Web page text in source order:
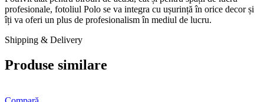
profesionale, fotoliul Polo se va integra cu ușurință în orice decor și
îți va oferi un plus de profesionalism în mediul de lucru.
Shipping & Delivery
Produse similare